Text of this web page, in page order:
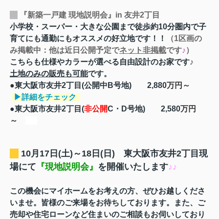
『新築一戸建 現地説明会』in 友井2丁目
小学校・スーパー・大きな公園まで徒歩約10分圏内で子
育てにも通勤にもオススメの好立地です！！
（1区画の
み掲載中：他は近日公開予定でネット非掲載です♪）
こちらも仕様やカラーが選べる自由設計のお家です♪
土地のみの販売も可能です。
●東大阪市友井2丁目(公開中B号地) 2,880万円～
▶詳細をチェック
●東大阪市友井2丁目(非公開C・D号地) 2,580万円
～
10月17日(土)～18日(日) 東大阪市友井2丁目現
場にて 『現地説明会』 を開催いたします♪♪
この機会にマイホームをお考えの方、ぜひお越しくださ
いませ。 皆様のご来場をお待ちしております。また、ご
売却や住宅ローンなど住まいのご相談もお伺いしており